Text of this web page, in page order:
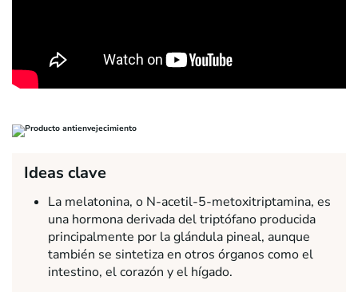
Ideas clave
La melatonina, o N-acetil-5-metoxitriptamina, es
una hormona derivada del triptófano producida
principalmente por la glándula pineal, aunque
también se sintetiza en otros órganos como el
intestino, el corazón y el hígado.